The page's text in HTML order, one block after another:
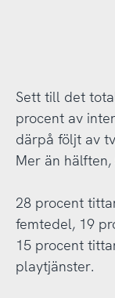
Sett till det
procent av
därpå följt av
Mer än
28 procent
femtedel, 19
15 procent
playtjänster.